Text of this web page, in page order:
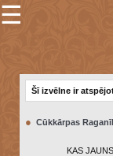
×
☰
Šī izvēlne ir
● Cūkkārpas
KAS